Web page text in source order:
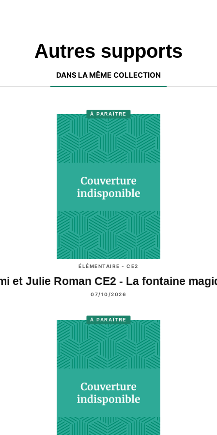
Autres supports
DANS LA MÊME COLLECTION
À PARAÎTRE
ÉLÉMENTAIRE - CE2
et Julie Roman CE2 - La fontaine
07/10/2026
À PARAÎTRE